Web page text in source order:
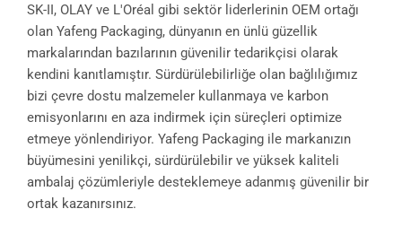
SK-II, OLAY ve L'Oréal gibi sektör liderlerinin OEM ortağı
olan Yafeng Packaging, dünyanın en ünlü güzellik
markalarından bazılarının güvenilir tedarikçisi olarak
kendini kanıtlamıştır. Sürdürülebilirliğe olan bağlılığımız
bizi çevre dostu malzemeler kullanmaya ve karbon
emisyonlarını en aza indirmek için süreçleri optimize
etmeye yönlendiriyor. Yafeng Packaging ile markanızın
büyümesini yenilikçi, sürdürülebilir ve yüksek kaliteli
ambalaj çözümleriyle desteklemeye adanmış güvenilir bir
ortak kazanırsınız.